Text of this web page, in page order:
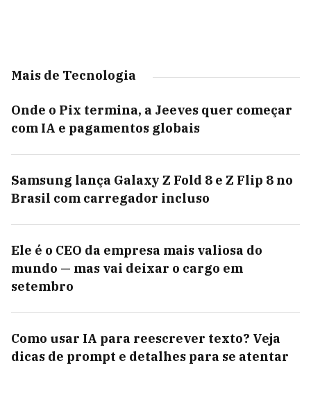
Mais de Tecnologia
Onde o Pix termina, a Jeeves quer começar
com IA e pagamentos globais
Samsung lança Galaxy Z Fold 8 e Z Flip 8 no
Brasil com carregador incluso
Ele é o CEO da empresa mais valiosa do
mundo — mas vai deixar o cargo em
setembro
Como usar IA para reescrever texto? Veja
dicas de prompt e detalhes para se atentar